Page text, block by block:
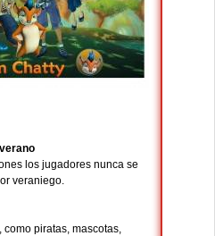
los jugadores nunca se
veraniego.
piratas, mascotas,